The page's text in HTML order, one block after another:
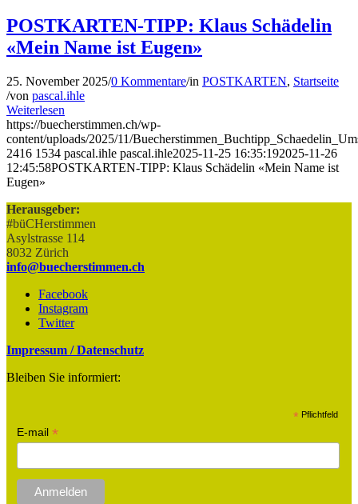
POSTKARTEN-TIPP: Klaus Schädelin
«Mein Name ist Eugen»
25. November 2025/0 Kommentare/in POSTKARTEN, Startseite
/von pascal.ihle
Weiterlesen
https://buecherstimmen.ch/wp-
content/uploads/2025/11/
2416 1534 pascal.ihle pascal.ihle2025-11-25 16:35:192025-11-26
12:45:58POSTKARTEN-TIPP: Klaus Schädelin «Mein Name ist
Eugen»
Herausgeber:
#büCHerstimmen
Asylstrasse 114
8032 Zürich
info@buecherstimmen.ch
Facebook
Instagram
Twitter
Impressum / Datenschutz
Bleiben Sie informiert:
* Pflichtfeld
E-mail *